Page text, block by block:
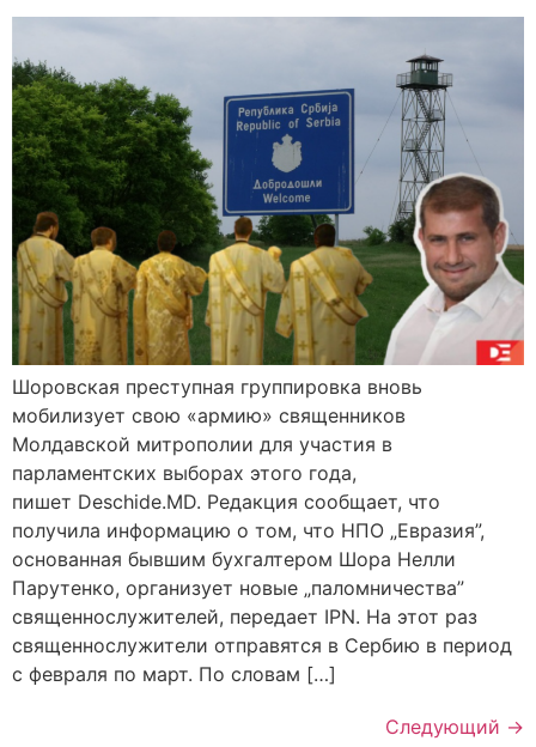
Шоровская преступная группировка вновь
мобилизует свою «армию» священников
Молдавской митрополии для участия в
парламентских выборах этого года,
пишет Deschide.MD. Редакция сообщает, что
получила информацию о том, что НПО „Евразия”,
основанная бывшим бухгалтером Шора Нелли
Парутенко, организует новые „паломничества”
священнослужителей, передает IPN. На этот раз
священнослужители отправятся в Сербию в период
с февраля по март. По словам […]
Следующий →